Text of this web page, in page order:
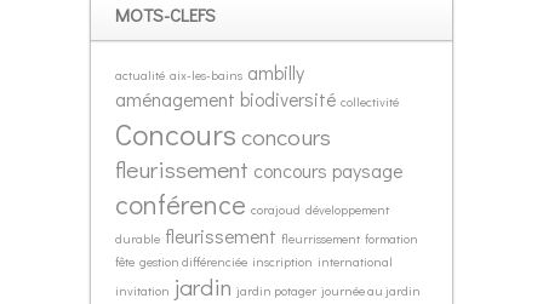
MOTS-CLEFS
actualité aix-les-bains ambilly
aménagement biodiversité collectivité
Concours concours
fleurissement concours paysage
conférence corajoud développement
durable fleurissement fleurrissement formation
fête gestion différenciée inscription international
invitation jardin jardin potager journée au jardin